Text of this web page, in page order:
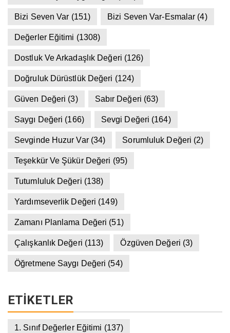
Bizi Seven Var (151) Bizi Seven Var-Esmalar (4)
Değerler Eğitimi (1308)
Dostluk Ve Arkadaşlık Değeri (126)
Doğruluk Dürüstlük Değeri (124)
Güven Değeri (3) Sabır Değeri (63)
Saygı Değeri (166) Sevgi Değeri (164)
Sevginde Huzur Var(34) Sorumluluk Değeri (2)
Teşekkür Ve Şükür Değeri (95)
Tutumluluk Değeri (138)
Yardımseverlik Değeri (149)
Zamanı Planlama Değeri (51)
Çalışkanlık Değeri (113) Özgüven Değeri (3)
Öğretmene Saygı Değeri (54)
ETIKETLER
1. Sınıf Değerler Eğitimi (137)